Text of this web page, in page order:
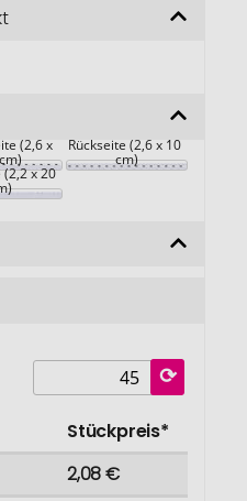
(2,6 x Rückseite (2,6 x 10
cm)
(2,2 x 20
Stückpreis*
2,08 €